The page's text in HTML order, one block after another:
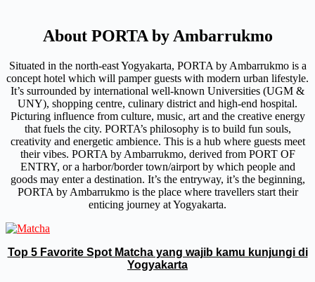
About PORTA by Ambarrukmo
Situated in the north-east Yogyakarta, PORTA by Ambarrukmo is a
concept hotel which will pamper guests with modern urban lifestyle.
It’s surrounded by international well-known Universities (UGM &
UNY), shopping centre, culinary district and high-end hospital.
Picturing influence from culture, music, art and the creative energy
that fuels the city. PORTA’s philosophy is to build fun souls,
creativity and energetic ambience. This is a hub where guests meet
their vibes. PORTA by Ambarrukmo, derived from PORT OF
ENTRY, or a harbor/border town/airport by which people and
goods may enter a destination. It’s the entryway, it’s the beginning,
PORTA by Ambarrukmo is the place where travellers start their
enticing journey at Yogyakarta.
Top 5 Favorite Spot Matcha yang wajib kamu kunjungi di
Yogyakarta